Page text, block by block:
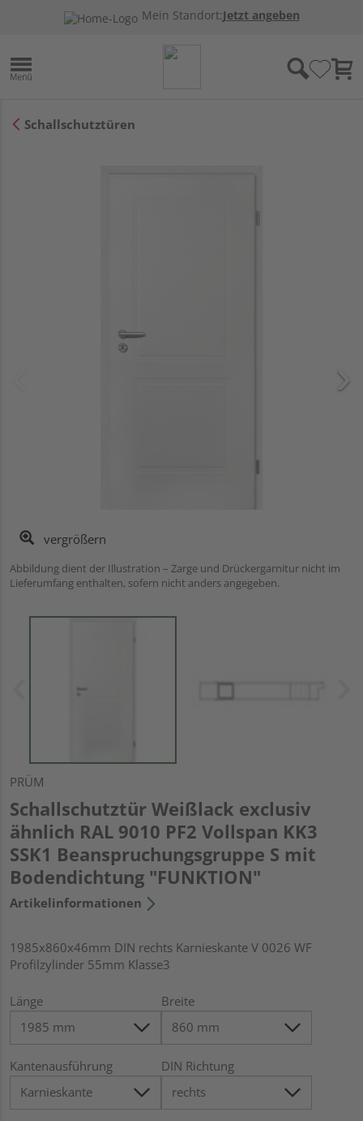
Mein Standort:Jetzt angeben
Schallschutztüren
vergrößern
Abbildung dient der Illustration – Zarge und Drückergarnitur nicht im
Lieferumfang enthalten, sofern nicht anders angegeben.
PRÜM
Schallschutztür Weißlack exclusiv
ähnlich RAL 9010 PF2 Vollspan KK3
SSK1 Beanspruchungsgruppe S mit
Bodendichtung "FUNKTION"
Artikelinformationen
1985x860x46mm DIN rechts Karnieskante V 0026 WF
Profilzylinder 55mm Klasse3
Länge Breite
Kantenausführung DIN Richtung